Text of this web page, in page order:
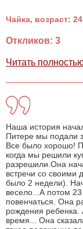
Чайка, возраст:
Откликов: 3
Читать
Наша история
Питере мы подали
Все было хорошо!
когда мы решили
разрешили.Она
встречи со своими
было 2 недели).
весело...А потом
повенчаться. Она
рождения
время... Она